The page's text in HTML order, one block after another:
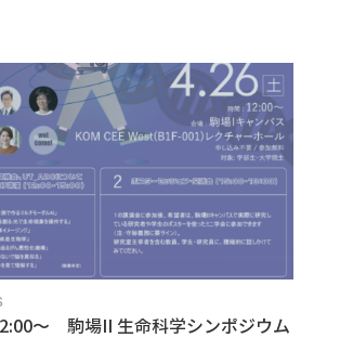
〜 駒場II 生命科学シンポジウム